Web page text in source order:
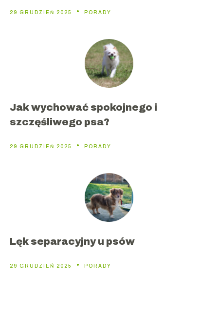
29 GRUDZIEŃ 2025 PORADY
Jak wychować spokojnego i
szczęśliwego psa?
29 GRUDZIEŃ 2025 PORADY
Lęk separacyjny u psów
29 GRUDZIEŃ 2025 PORADY